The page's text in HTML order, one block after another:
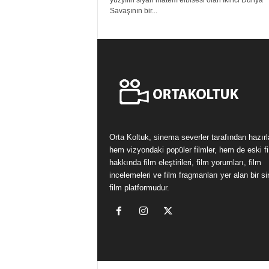
Savaşının bir...
Orta Koltuk, sinema severler tarafından
hem vizyondaki popüler filmler, hem de eski
hakkında film eleştirileri, film yorumları, film
incelemeleri ve film fragmanları yer alan bir
film platformudur.